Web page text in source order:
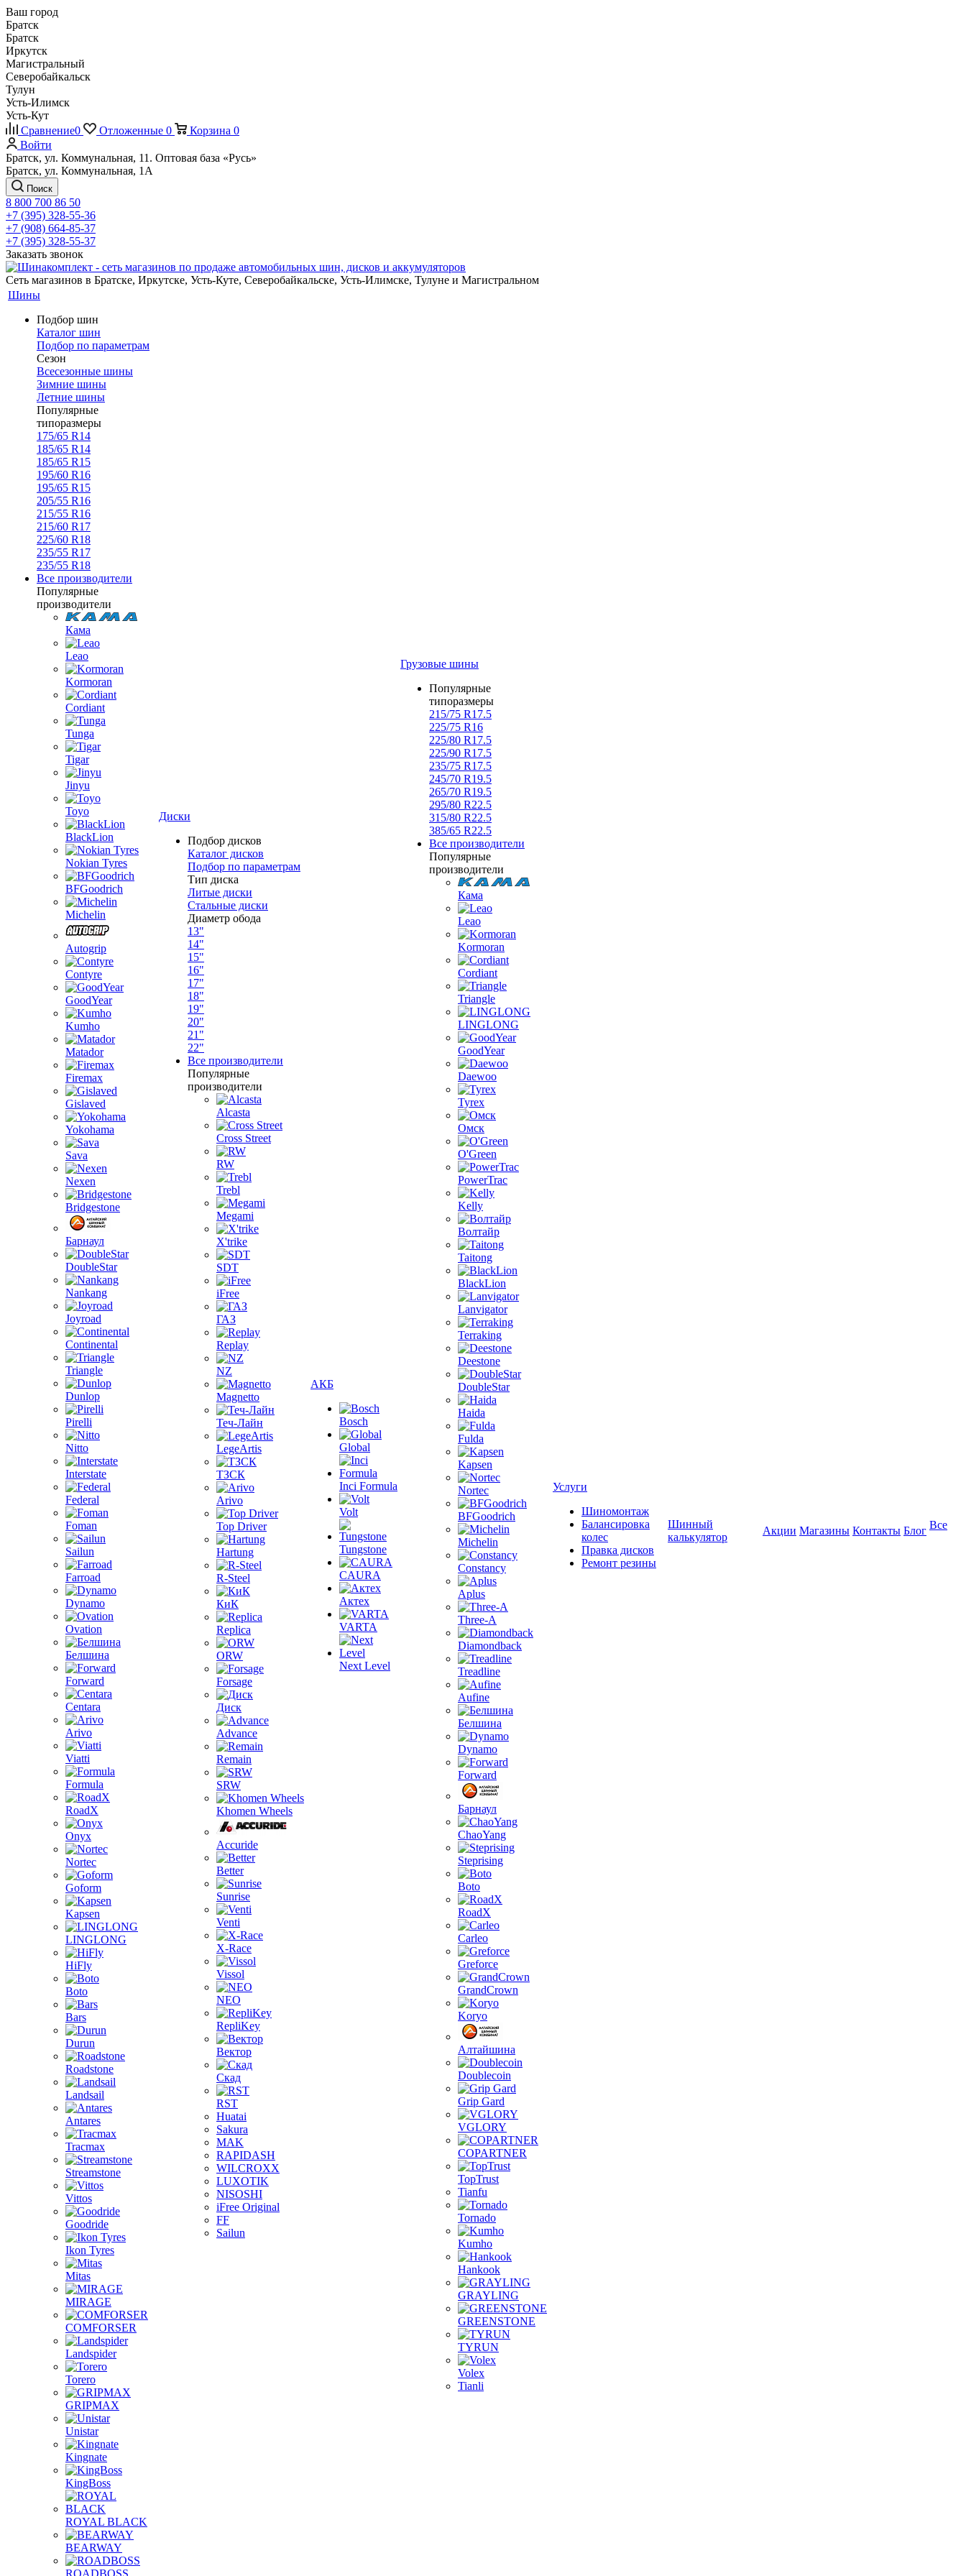
Ваш город
Братск
Братск
Иркутск
Магистральный
Северобайкальск
Тулун
Усть-Илимск
Усть-Кут
Сравнение0 Отложенные 0 Корзина 0
Войти
Братск, ул. Коммунальная, 11. Оптовая база «Русь»
Братск, ул. Коммунальная, 1А
Поиск
8 800 700 86 50
+7 (395) 328-55-36
+7 (908) 664-85-37
+7 (395) 328-55-37
Заказать звонок
Сеть магазинов в Братске, Иркутске, Усть-Куте, Северобайкальске, Усть-Илимске, Тулуне и Магистральном
Шины
Подбор шин
Каталог шин
Подбор по параметрам
Сезон
Всесезонные шины
Зимние шины
Летние шины
Популярные
типоразмеры
175/65 R14
185/65 R14
185/65 R15
195/60 R16
195/65 R15
205/55 R16
215/55 R16
215/60 R17
225/60 R18
235/55 R17
235/55 R18
Все производители
Популярные
производители
Кама
Leao
Kormoran
Cordiant
Tunga
Tigar
Jinyu
Toyo
BlackLion
Nokian Tyres
BFGoodrich
Michelin
Autogrip
Contyre
GoodYear
Kumho
Matador
Firemax
Gislaved
Yokohama
Sava
Nexen
Bridgestone
Барнаул
DoubleStar
Nankang
Joyroad
Continental
Triangle
Dunlop
Pirelli
Nitto
Interstate
Federal
Foman
Sailun
Farroad
Dynamo
Ovation
Белшина
Forward
Centara
Arivo
Viatti
Formula
RoadX
Onyx
Nortec
Goform
Kapsen
LINGLONG
HiFly
Boto
Bars
Durun
Roadstone
Landsail
Antares
Tracmax
Streamstone
Vittos
Goodride
Ikon Tyres
Mitas
MIRAGE
COMFORSER
Landspider
Torero
GRIPMAX
Unistar
Kingnate
KingBoss
ROYAL BLACK
BEARWAY
ROADBOSS
Диски
Подбор дисков
Каталог дисков
Подбор по параметрам
Тип диска
Литые диски
Стальные диски
Диаметр обода
13"
14"
15"
16"
17"
18"
19"
20"
21"
22"
Все производители
Популярные
производители
Alcasta
Cross Street
RW
Trebl
Megami
X'trike
SDT
iFree
ГАЗ
Replay
NZ
Magnetto
Теч-Лайн
LegeArtis
ТЗСК
Arivo
Top Driver
Hartung
R-Steel
КиК
Replica
ORW
Forsage
Диск
Advance
Remain
SRW
Khomen Wheels
Accuride
Better
Sunrise
Venti
X-Race
Vissol
NEO
RepliKey
Вектор
Скад
RST
Huatai
Sakura
MAK
RAPIDASH
WILCROXX
LUXOTIK
NISOSHI
iFree Original
FF
Sailun
АКБ
Bosch
Global
Inci Formula
Volt
Tungstone
CAURA
Актех
VARTA
Next Level
Грузовые шины
Популярные
типоразмеры
215/75 R17.5
225/75 R16
225/80 R17.5
225/90 R17.5
235/75 R17.5
245/70 R19.5
265/70 R19.5
295/80 R22.5
315/80 R22.5
385/65 R22.5
Все производители
Популярные
производители
Кама
Leao
Kormoran
Cordiant
Triangle
LINGLONG
GoodYear
Daewoo
Tyrex
Омск
O'Green
PowerTrac
Kelly
Волтайр
Taitong
BlackLion
Lanvigator
Terraking
Deestone
DoubleStar
Haida
Fulda
Kapsen
Nortec
BFGoodrich
Michelin
Constancy
Aplus
Three-A
Diamondback
Treadline
Aufine
Белшина
Dynamo
Forward
Барнаул
ChaoYang
Steprising
Boto
RoadX
Carleo
Greforce
GrandCrown
Koryo
Алтайшина
Doublecoin
Grip Gard
VGLORY
COPARTNER
TopTrust
Tianfu
Tornado
Kumho
Hankook
GRAYLING
GREENSTONE
TYRUN
Volex
Tianli
Услуги
Шиномонтаж
Балансировка
колес
Правка дисков
Ремонт резины
Шинный
калькулятор
Акции Магазины Контакты Блог Все